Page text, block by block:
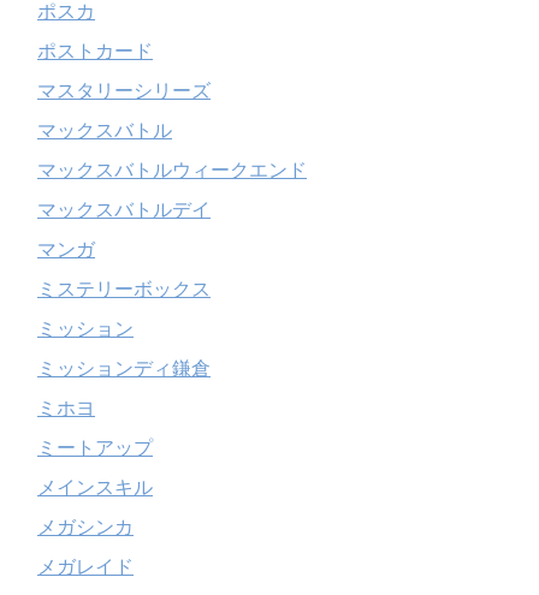
ポスカ
ポストカード
マスタリーシリーズ
マックスバトル
マックスバトルウィークエンド
マックスバトルデイ
マンガ
ミステリーボックス
ミッション
ミッションディ鎌倉
ミホヨ
ミートアップ
メインスキル
メガシンカ
メガレイド